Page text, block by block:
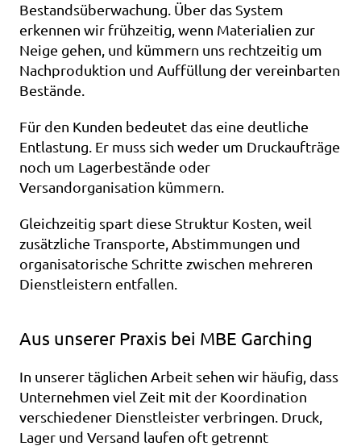
Bestandsüberwachung. Über das System
erkennen wir frühzeitig, wenn Materialien zur
Neige gehen, und kümmern uns rechtzeitig um
Nachproduktion und Auffüllung der vereinbarten
Bestände.
Für den Kunden bedeutet das eine deutliche
Entlastung. Er muss sich weder um Druckaufträge
noch um Lagerbestände oder
Versandorganisation kümmern.
Gleichzeitig spart diese Struktur Kosten, weil
zusätzliche Transporte, Abstimmungen und
organisatorische Schritte zwischen mehreren
Dienstleistern entfallen.
Aus unserer Praxis bei MBE Garching
In unserer täglichen Arbeit sehen wir häufig, dass
Unternehmen viel Zeit mit der Koordination
verschiedener Dienstleister verbringen. Druck,
Lager und Versand laufen oft getrennt